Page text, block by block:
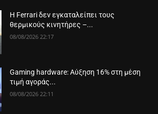
Η Ferrari δεν εγκαταλείπει τους
θερμικούς κινητήρες –...
08/08/2026 22:17
Gaming hardware: Αύξηση 16% στη μέση
τιμή αγοράς...
08/08/2026 22:11